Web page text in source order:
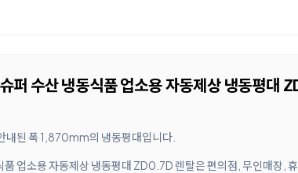
퍼 수산 냉동식품 업소용 자동제상 냉동평대
내된 폭 1,870mm의 냉동평대입니다.
업소용 자동제상 냉동평대 ZD0.7D 렌탈은 편의점, 무인매장,